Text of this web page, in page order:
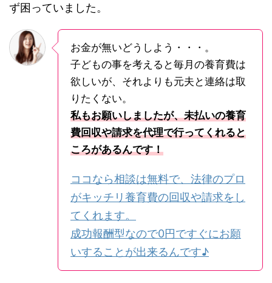
ず困っていました。
お金が無いどうしよう・・・。
子どもの事を考えると毎月の養育費は
欲しいが、それよりも元夫と連絡は取
りたくない。
私もお願いしましたが、未払いの養育
費回収や請求を代理で行ってくれると
ころがあるんです！
ココなら相談は無料で、法律のプロ
がキッチリ養育費の回収や請求をし
てくれます。
成功報酬型なので0円ですぐにお願
いすることが出来るんです♪